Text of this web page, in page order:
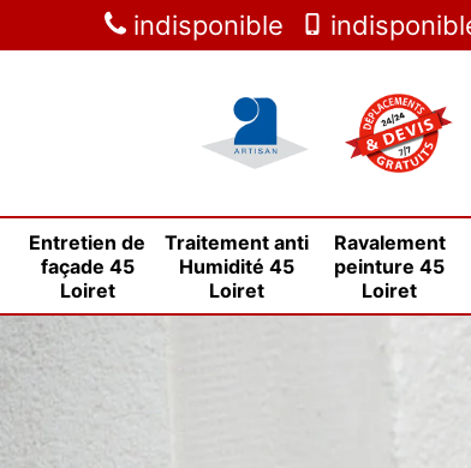
indisponible
Entretien de
façade 45
Loiret
Traitement anti
Humidité 45
Loiret
Ravalement
peinture 45
Loiret